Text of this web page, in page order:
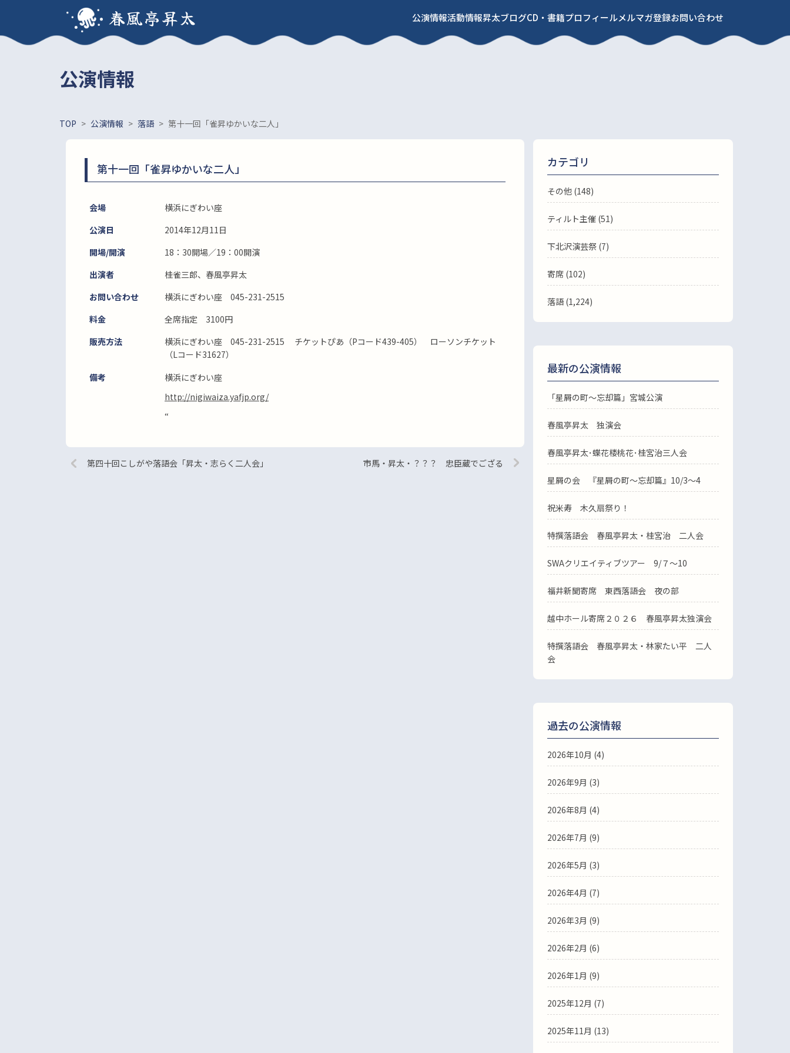
春風亭昇太 公演情報活動情報昇太ブログCD・書籍プロフィールメルマガ登録お問い合わせ
公演情報
TOP > 公演情報 > 落語 > 第十一回「雀昇ゆかいな二人」
第十一回「雀昇ゆかいな二人」
会場
横浜にぎわい座
公演日
2014年12月11日
開場/開演
18：30開場／19：00開演
出演者
桂雀三郎、春風亭昇太
お問い合わせ
横浜にぎわい座 045-231-2515
料金
全席指定 3100円
販売方法
横浜にぎわい座 045-231-2515 チケットぴあ（Pコード439-405） ローソンチケット
（Lコード31627）
備考
横浜にぎわい座
http://nigiwaiza.yafjp.org/
“
第四十回こしがや落語会「昇太・志らく二人会」 市馬・昇太・？？？ 忠臣蔵でござる
カテゴリ
その他 (148)
ティルト主催 (51)
下北沢演芸祭 (7)
寄席 (102)
落語(1,224)
最新の公演情報
「星屑の町～忘却篇」宮城公演
春風亭昇太 独演会
春風亭昇太･蝶花楼桃花･桂宮治三人会
星屑の会 『星屑の町～忘却篇』10/3～4
祝米寿 木久扇祭り！
特撰落語会 春風亭昇太・桂宮治 二人会
SWAクリエイティブツアー 9/７～10
福井新聞寄席 東西落語会 夜の部
越中ホール寄席２０２６ 春風亭昇太独演会
特撰落語会 春風亭昇太・林家たい平 二人
会
過去の公演情報
2026年10月 (4)
2026年9月 (3)
2026年8月 (4)
2026年7月 (9)
2026年5月 (3)
2026年4月 (7)
2026年3月 (9)
2026年2月 (6)
2026年1月 (9)
2025年12月 (7)
2025年11月 (13)